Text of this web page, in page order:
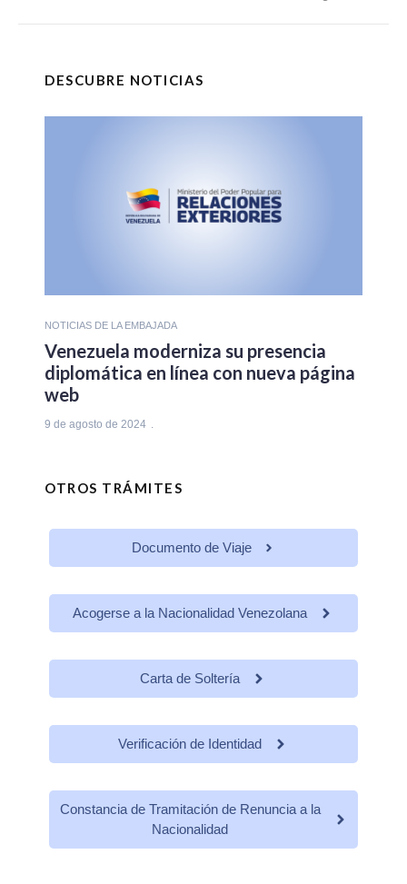
DESCUBRE NOTICIAS
NOTICIAS DE LA EMBAJADA
Venezuela moderniza su presencia
diplomática en línea con nueva página
web
9 de agosto de 2024
OTROS TRÁMITES
Documento de Viaje
Acogerse a la Nacionalidad Venezolana
Carta de Soltería
Verificación de Identidad
Constancia de Tramitación de Renuncia a la
Nacionalidad